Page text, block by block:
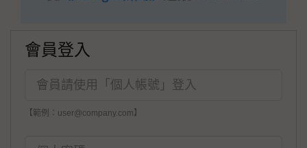
會員登入
【範例：user@company.com】